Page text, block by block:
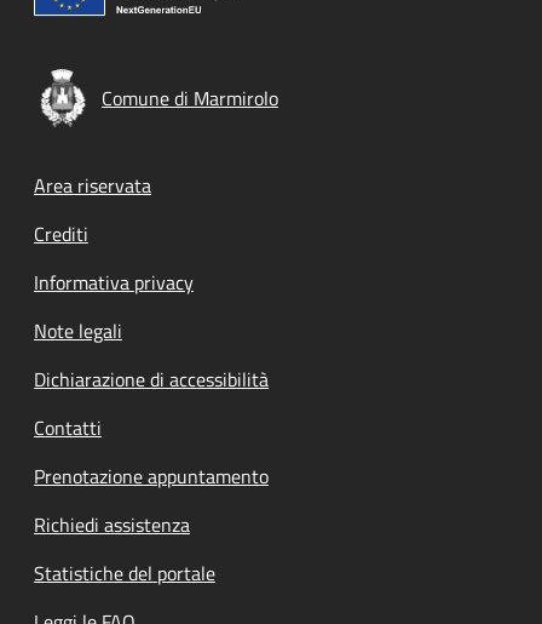
Comune di Marmirolo
Footer menu
Area riservata
Crediti
Informativa privacy
Note legali
Dichiarazione di accessibilità
Contatti
Prenotazione appuntamento
Richiedi assistenza
Statistiche del portale